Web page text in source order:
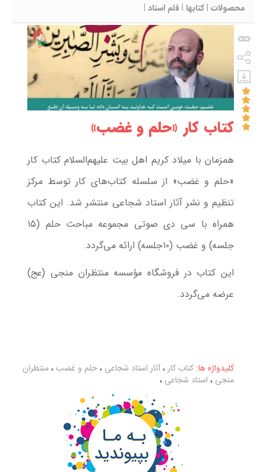
محصولات | کتابها | قلم استاد |
کتاب کار «حلم و غضب»
همزمان با میلاد کریم اهل بیت علیهم‌السلام کتاب کار
«حلم و غضب» از سلسله کتاب‌های کار توسط مرکز
تنظیم و نشر آثار استاد شجاعی منتشر شد. این کتاب
همراه با سی دی صوتی مجموعه مباحث حلم (۱۵
جلسه) و غضب (۱۰جلسه) ارائه می‌گردد.
این کتاب در فروشگاه مؤسسه منتظران منجی (عج)
عرضه می‌گردد.
کلیدواژه ها: کتاب کار ،آثار استاد شجاعی ،حلم و غضب ،منتظران
منجی ، استاد شجاعی ،